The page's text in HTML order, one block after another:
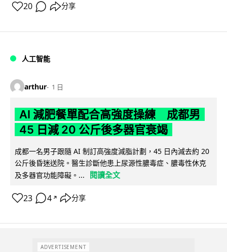
20 分享
人工智能
arthur 1 日
AI 減肥餐單配合高強度操練 成都男
45 日減 20 公斤後多器官衰竭
成都一名男子跟隨 AI 制訂高強度減脂計劃，45 日內減去約 20
公斤後昏迷送院。醫生診斷他患上尿源性膿毒症、膿毒性休克
及多器官功能障礙。...
閱讀全文
23 4 ↗ 分享
ADVERTISEMENT